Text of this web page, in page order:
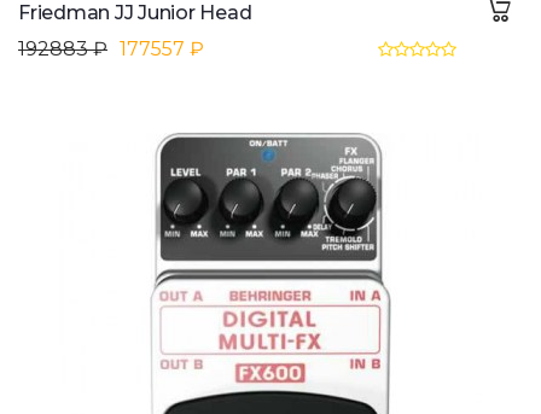
Friedman JJ Junior Head
192883 ₽ 177557 ₽